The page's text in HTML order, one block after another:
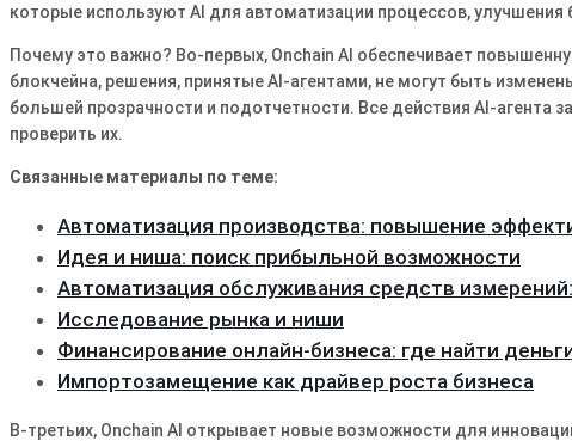
которые используют AI для автоматизации процессов,
Почему это важно? Во-первых, Onchain AI обеспечивает
блокчейна, решения, принятые AI-агентами, не могут быть
большей прозрачности и подотчетности. Все действия AI-
проверить их.
Связанные материалы по теме:
Автоматизация производства: повышение
Идея и ниша: поиск прибыльной возможности
Автоматизация обслуживания средств
Исследование рынка и ниши
Финансирование онлайн-бизнеса: где найти
Импортозамещение как драйвер роста бизнеса
В-третьих, Onchain AI открывает новые возможности для